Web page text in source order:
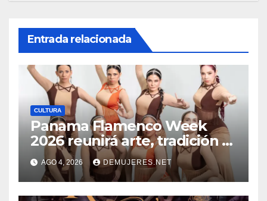
Entrada relacionada
CULTURA
Panama Flamenco Week
2026 reunirá arte, tradición y
cultura española en
beneficio de FANLYC
AGO 4, 2026 DEMUJERES.NET